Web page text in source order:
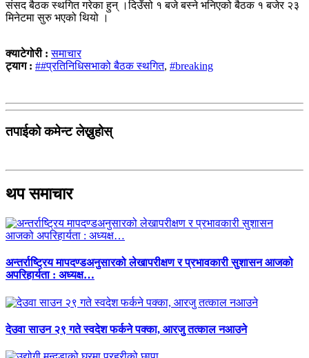
संसद बैठक स्थगित गरेका हुन् ।दिउँसो १ बजे बस्ने भनिएको बैठक १ बजेर २३
मिनेटमा सुरु भएको थियो ।
क्याटेगोरी :समाचार
ट्याग : ##प्रतिनिधिसभाको बैठक स्थगित, #breaking
तपाईको कमेन्ट लेख्नुहोस्
थप समाचार
अन्तर्राष्ट्रिय मापदण्डअनुसारको लेखापरीक्षण र प्रभावकारी सुशासन आजको
अपरिहार्यता : अध्यक्ष…
देउवा साउन २९ गते स्वदेश फर्कने पक्का, आरजु तत्काल नआउने